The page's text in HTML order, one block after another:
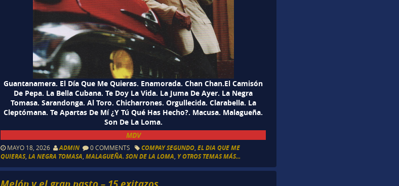
Guantanamera. El Día Que Me Quieras. Enamorada. Chan Chan.El Camisón
De Pepa. La Bella Cubana. Te Doy La Vida. La Juma De Ayer. La Negra
Tomasa. Sarandonga. Al Toro. Chicharrones. Orgullecida. Clarabella. La
Cleptómana. Te Apartas De Mí ¿Y Tú Qué Has Hecho?. Macusa. Malagueña.
Son De La Loma.
MDV
MAYO 18, 2026 ADMIN 0 COMMENTS COMPAY SEGUNDO ,EL DIA QUE ME
QUIERAS,LA NEGRA TOMASA ,MALAGUEÑA. SON DE LA LOMA Y OTROS TEMAS MÁS...